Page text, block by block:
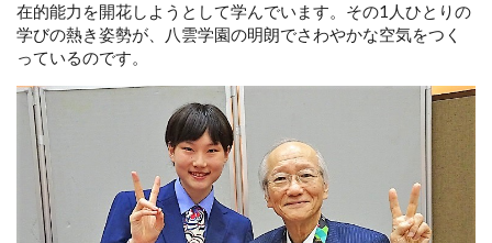
在的能力を開花しようとして学んでいます。その1人ひとりの
学びの熱き姿勢が、八雲学園の明朗でさわやかな空気をつく
っているのです。